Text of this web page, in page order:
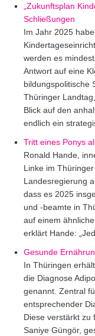
„Zukunftsplan
Schließungen
Im Jahr 2025
werden es
Antwort auf eine
bildungspolitische
Thüringer
Blick auf den
endlich ein
Tritt eines Ponys
Ronald Hande,
Linke im
Landesregierung
dass es 2025
und -beamte in
auf einem
erklärt Hande:
Gesunde
In Thüringen
die Diagnose
genannt. Zentral
entsprechender
Diese verstärkt zu
Saniye Güngör,